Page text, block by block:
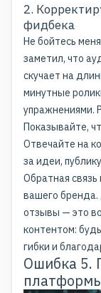
2.
фидбека
Не бойтесь
заметил, что
скучает на
минутные
упражнениями.
Показывайте,
Отвечайте на
за идеи,
Обратная
вашего
отзывы — это
контентом:
гибки и
Ошибка 5.